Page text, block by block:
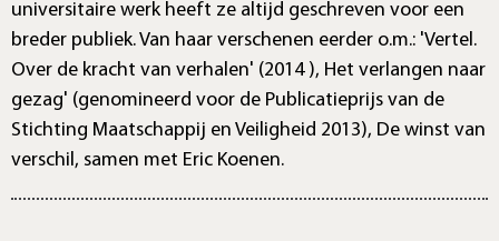
universitaire werk heeft ze altijd geschreven voor een
breder publiek. Van haar verschenen eerder o.m.: 'Vertel.
Over de kracht van verhalen' (2014 ), Het verlangen naar
gezag' (genomineerd voor de Publicatieprijs van de
Stichting Maatschappij en Veiligheid 2013), De winst van
verschil, samen met Eric Koenen.